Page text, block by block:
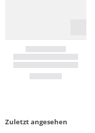
Zuletzt angesehen